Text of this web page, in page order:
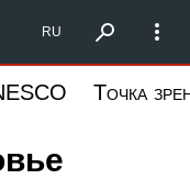
Запад
RU
Точка